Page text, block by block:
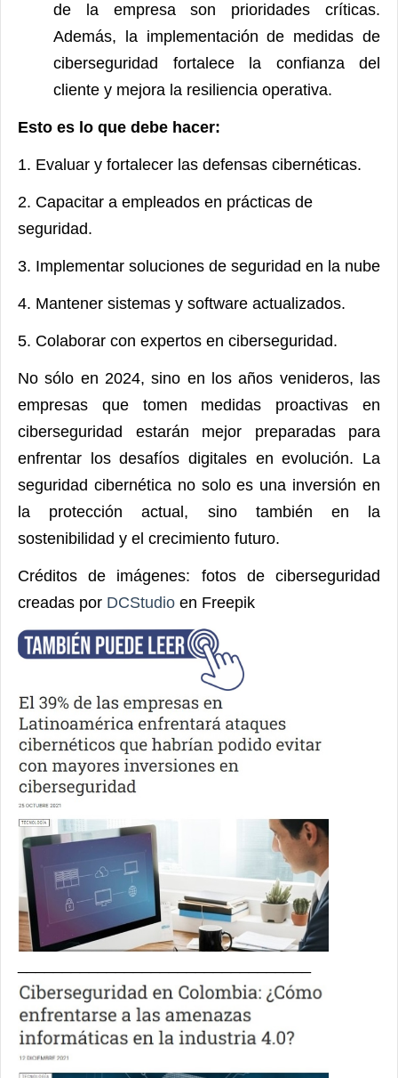
de la empresa son prioridades críticas.
Además, la implementación de medidas de
ciberseguridad fortalece la confianza del
cliente y mejora la resiliencia operativa.
Esto es lo que debe hacer:
1. Evaluar y fortalecer las defensas cibernéticas.
2. Capacitar a empleados en prácticas de
seguridad.
3. Implementar soluciones de seguridad en la nube
4. Mantener sistemas y software actualizados.
5. Colaborar con expertos en ciberseguridad.
No sólo en 2024, sino en los años venideros, las
empresas que tomen medidas proactivas en
ciberseguridad estarán mejor preparadas para
enfrentar los desafíos digitales en evolución. La
seguridad cibernética no solo es una inversión en
la protección actual, sino también en la
sostenibilidad y el crecimiento futuro.
Créditos de imágenes: fotos de ciberseguridad
creadas por DCStudio en Freepik